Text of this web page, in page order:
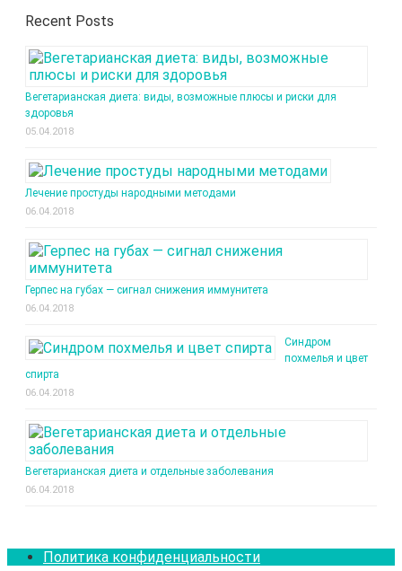
Recent Posts
Вегетарианская диета: виды, возможные плюсы и риски для
здоровья
05.04.2018
Лечение простуды народными методами
06.04.2018
Герпес на губах — сигнал снижения иммунитета
06.04.2018
Синдром
похмелья и цвет
спирта
06.04.2018
Вегетарианская диета и отдельные заболевания
06.04.2018
Политика конфиденциальности